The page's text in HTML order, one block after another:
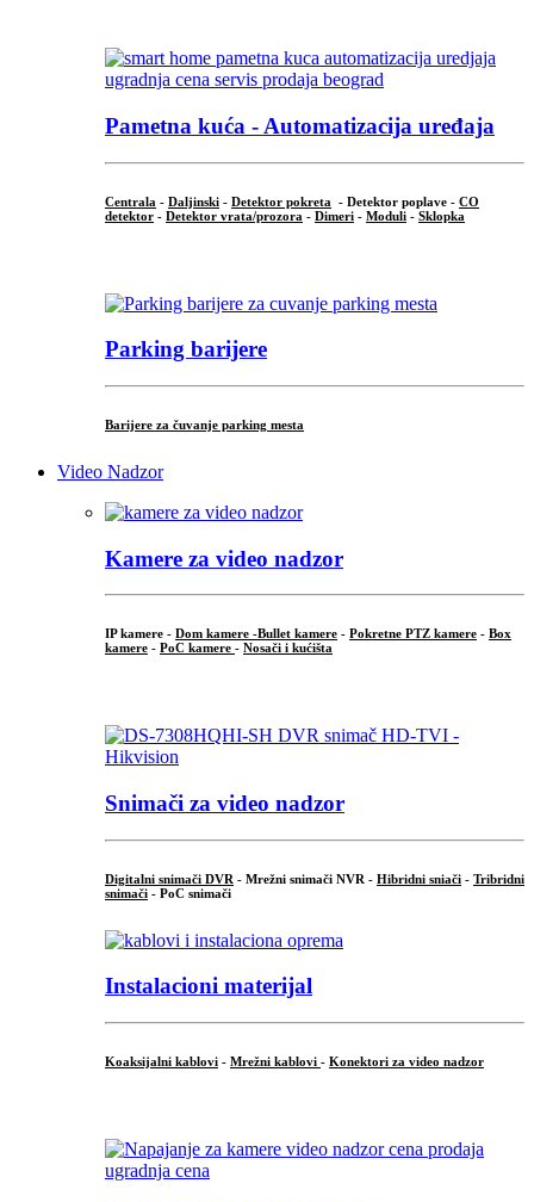
Pametna kuća - Automatizacija uređaja
Centrala - Daljinski - Detektor pokreta - Detektor poplave - CO
detektor - Detektor vrata/prozora - Dimeri - Moduli - Sklopka
Parking barijere
Barijere za čuvanje parking mesta
Video Nadzor
Kamere za video nadzor
IP kamere - Dom kamere -Bullet kamere - Pokretne PTZ kamere - Box
kamere - PoC kamere - Nosači i kućišta
Snimači za video nadzor
Digitalni snimači DVR - Mrežni snimači NVR - Hibridni sniači - Tribridni
snimači - PoC snimači
Instalacioni materijal
Koaksijalni kablovi - Mrežni kablovi - Konektori za video nadzor